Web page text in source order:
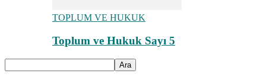
TOPLUM VE HUKUK
Toplum ve Hukuk Sayı 5